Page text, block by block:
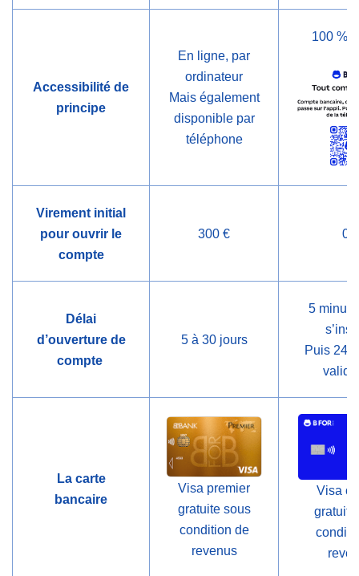
Accessibilité de
principe
En ligne, par
ordinateur
Mais également
disponible par
téléphone
100 %
Virement initial
pour ouvrir le
compte
300 € 0 €
Délai
d’ouverture de
compte
5 à 30 jours
5
Puis 24h
La carte
bancaire
Visa premier
gratuite sous
condition de
revenus
Visa